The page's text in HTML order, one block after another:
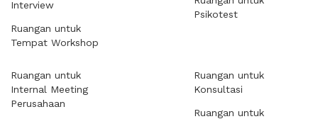
Interview
Ruangan untuk
Tempat Workshop
Psikotest
Ruangan untuk
Internal Meeting
Perusahaan
Ruangan untuk
Konsultasi
Ruangan untuk